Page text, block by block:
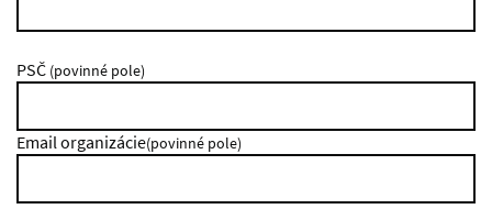
PSČ (povinné pole)
Email organizácie(povinné pole)